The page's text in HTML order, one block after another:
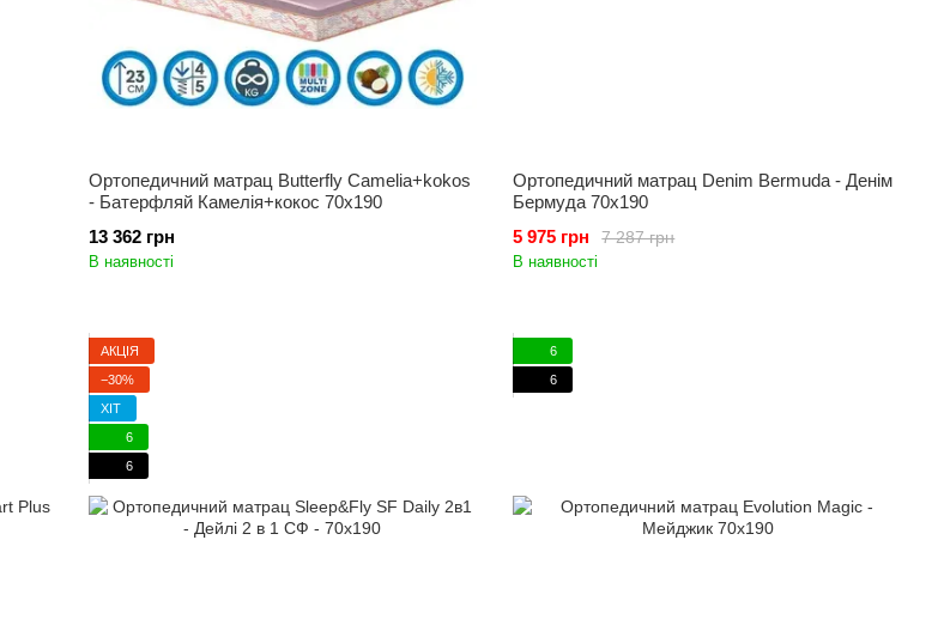
Ортопедичний матрац Butterfly Camelia+kokos
- Батерфляй Камелія+кокос 70x190
13 362 грн
В наявності
Ортопедичний матрац Denim Bermuda - Денім
Бермуда 70x190
7 287 грн
5 975 грн
В наявності
АКЦІЯ
−30%
ХІТ
6
6
6
6